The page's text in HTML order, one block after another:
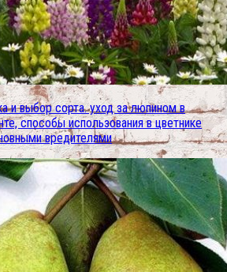
и выбор сорта. уход за люпином в
способы использования в цветнике
вредителями